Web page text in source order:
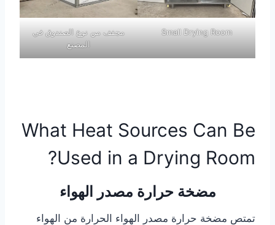
Small Drying Room
مجفف من نوع الصندوق في
المصنع
What Heat Sources Can Be
Used in a Drying Room?
مضخة حرارة مصدر الهواء
تمتص مضخة حرارة مصدر الهواء الحرارة من الهواء